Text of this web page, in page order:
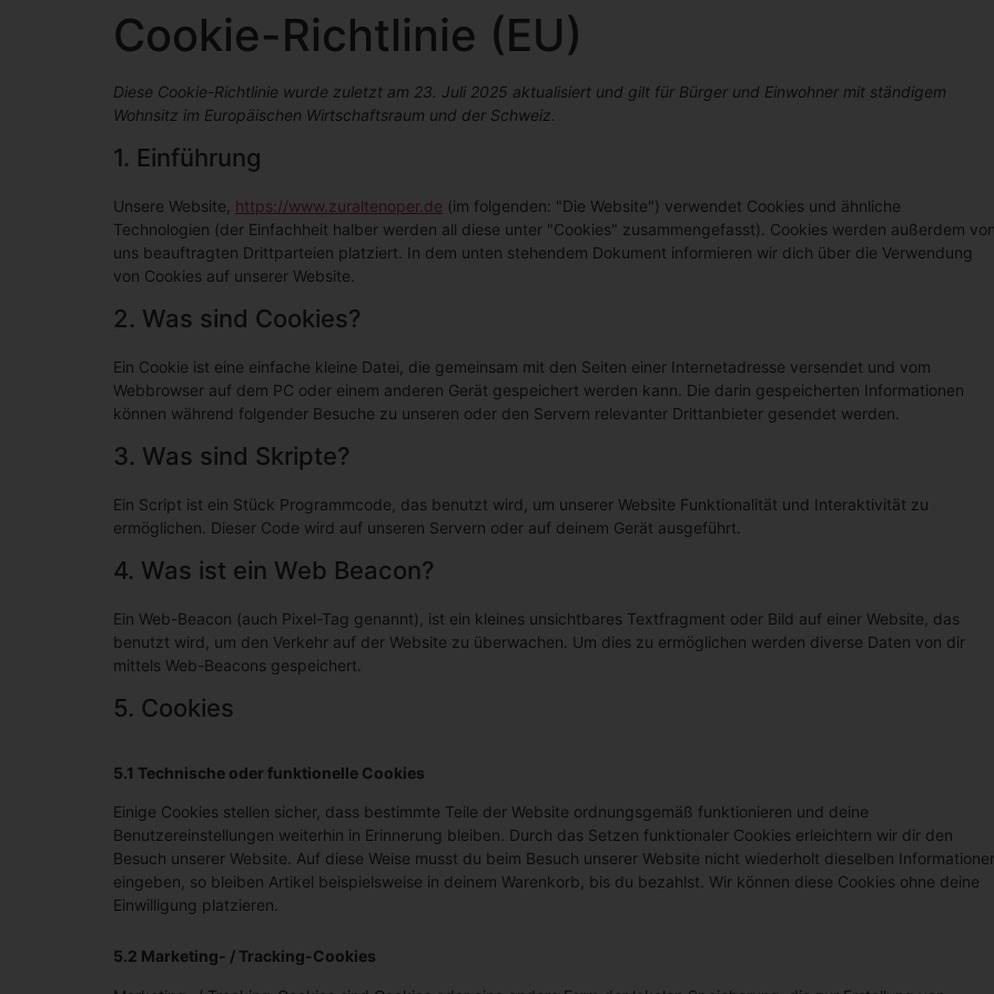
Cookie-Richtlinie (EU)
Diese Cookie-Richtlinie wurde zuletzt am 23. Juli 2025 aktualisiert und gilt für Bürger und Einwohner mit ständigem
Wohnsitz im Europäischen Wirtschaftsraum und der Schweiz.
1. Einführung
Unsere Website, https://www.zuraltenoper.de (im folgenden: "Die Website") verwendet Cookies und ähnliche
Technologien (der Einfachheit halber werden all diese unter "Cookies" zusammengefasst). Cookies werden außerdem
uns beauftragten Drittparteien platziert. In dem unten stehendem Dokument informieren wir dich über die Verwendung
von Cookies auf unserer Website.
2. Was sind Cookies?
Ein Cookie ist eine einfache kleine Datei, die gemeinsam mit den Seiten einer Internetadresse versendet und vom
Webbrowser auf dem PC oder einem anderen Gerät gespeichert werden kann. Die darin gespeicherten Informationen
können während folgender Besuche zu unseren oder den Servern relevanter Drittanbieter gesendet werden.
3. Was sind Skripte?
Ein Script ist ein Stück Programmcode, das benutzt wird, um unserer Website Funktionalität und Interaktivität zu
ermöglichen. Dieser Code wird auf unseren Servern oder auf deinem Gerät ausgeführt.
4. Was ist ein Web Beacon?
Ein Web-Beacon (auch Pixel-Tag genannt), ist ein kleines unsichtbares Textfragment oder Bild auf einer Website, das
benutzt wird, um den Verkehr auf der Website zu überwachen. Um dies zu ermöglichen werden diverse Daten von dir
mittels Web-Beacons gespeichert.
5. Cookies
5.1 Technische oder funktionelle Cookies
Einige Cookies stellen sicher, dass bestimmte Teile der Website ordnungsgemäß funktionieren und deine
Benutzereinstellungen weiterhin in Erinnerung bleiben. Durch das Setzen funktionaler Cookies erleichtern wir dir den
Besuch unserer Website. Auf diese Weise musst du beim Besuch unserer Website nicht wiederholt dieselben
eingeben, so bleiben Artikel beispielsweise in deinem Warenkorb, bis du bezahlst. Wir können diese Cookies ohne deine
Einwilligung platzieren.
5.2 Marketing- / Tracking-Cookies